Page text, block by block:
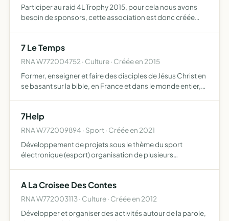
Participer au raid 4L Trophy 2015, pour cela nous avons
besoin de sponsors, cette association est donc créée
v…
7 Le Temps
RNA W772004752 · Culture · Créée en 2015
Former, enseigner et faire des disciples de Jésus Christ en
se basant sur la bible, en France et dans le monde entier,
7Help
RNA W772009894 · Sport · Créée en 2021
Développement de projets sous le thème du sport
électronique (esport) organisation de plusieurs
entraînements de joueurs esp…
A La Croisee Des Contes
RNA W772003113 · Culture · Créée en 2012
Développer et organiser des activités autour de la parole,